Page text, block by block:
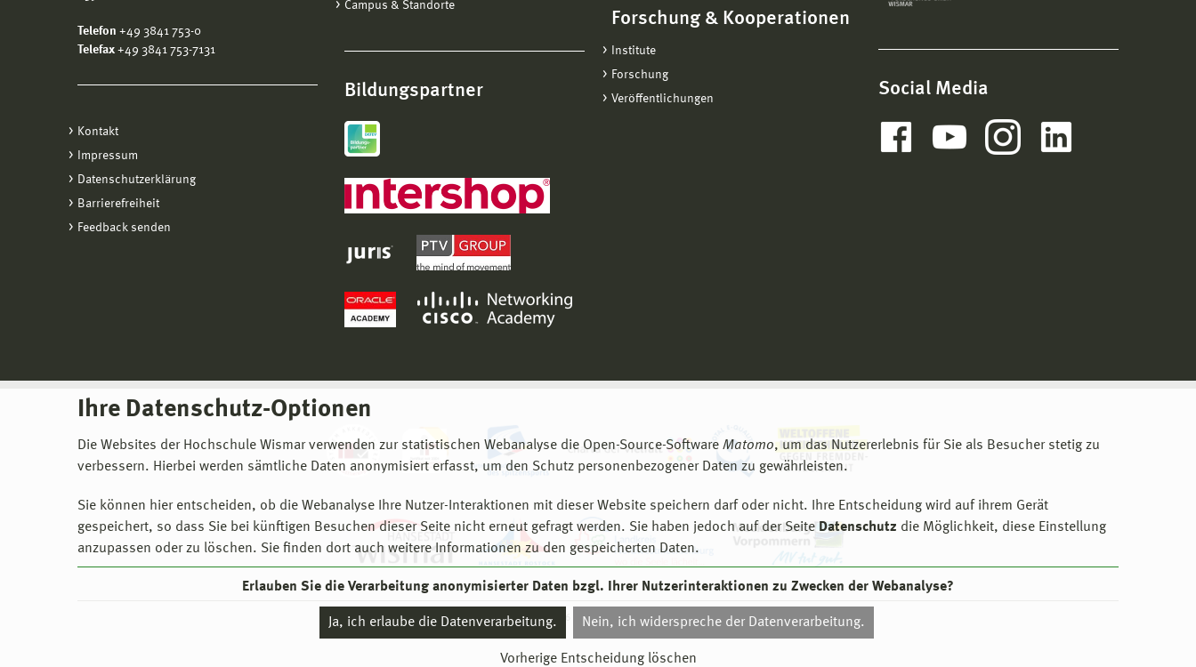
Ihre Datenschutz-Optionen
Die Websites der Hochschule Wismar verwenden zur statistischen Webanalyse die Open-Source-Software Matomo, um das Nutzererlebnis für Sie als Besucher stetig zu
verbessern. Hierbei werden sämtliche Daten anonymisiert erfasst, um den Schutz personenbezogener Daten zu gewährleisten.
Sie können hier entscheiden, ob die Webanalyse Ihre Nutzer-Interaktionen mit dieser Website speichern darf oder nicht. Ihre Entscheidung wird auf ihrem Gerät
gespeichert, so dass Sie bei künftigen Besuchen dieser Seite nicht erneut gefragt werden. Sie haben jedoch auf der Seite Datenschutz die Möglichkeit, diese Einstellung
anzupassen oder zu löschen. Sie finden dort auch weitere Informationen zu den gespeicherten Daten.
Erlauben Sie die Verarbeitung anonymisierter Daten bzgl. Ihrer Nutzerinteraktionen zu Zwecken der Webanalyse?
Ja, ich erlaube die Datenverarbeitung. Nein, ich widerspreche der Datenverarbeitung.
Vorherige Entscheidung löschen
Telefon +49 3841 753-0
Telefax +49 3841 753-7131
Kontakt
Impressum
Datenschutzerklärung
Barrierefreiheit
Feedback senden
Campus & Standorte
Bildungspartner
Forschung & Kooperationen
Institute
Forschung
Veröffentlichungen
Social Media
© 2026 Hochschule Wismar